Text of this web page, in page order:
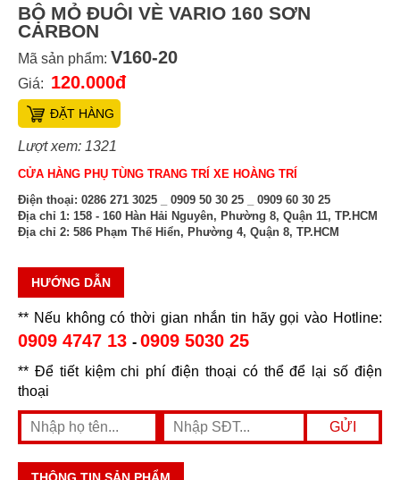
BỘ MỎ ĐUÔI VÈ VARIO 160 SƠN
CARBON
Mã sản phẩm: V160-20
Giá: 120.000đ
ĐẶT HÀNG
Lượt xem: 1321
CỬA HÀNG PHỤ TÙNG TRANG TRÍ XE HOÀNG TRÍ
Điện thoại: 0286 271 3025 _ 0909 50 30 25 _ 0909 60 30 25
Địa chỉ 1: 158 - 160 Hàn Hải Nguyên, Phường 8, Quận 11, TP.HCM
Địa chỉ 2: 586 Phạm Thế Hiển, Phường 4, Quận 8, TP.HCM
HƯỚNG DẪN
** Nếu không có thời gian nhắn tin hãy gọi vào Hotline:
0909 4747 13 - 0909 5030 25
** Để tiết kiệm chi phí điện thoại có thể để lại số điện
thoại